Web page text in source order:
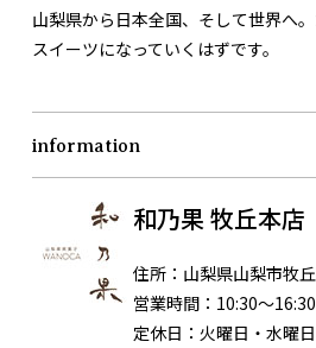
山梨県から日本全国、そして世界へ
スイーツになっていくはずです。
information
和乃果 牧丘本店
住所： 山梨県山梨市牧
営業時間： 10:30～16:30
定休日： 火曜日・水曜